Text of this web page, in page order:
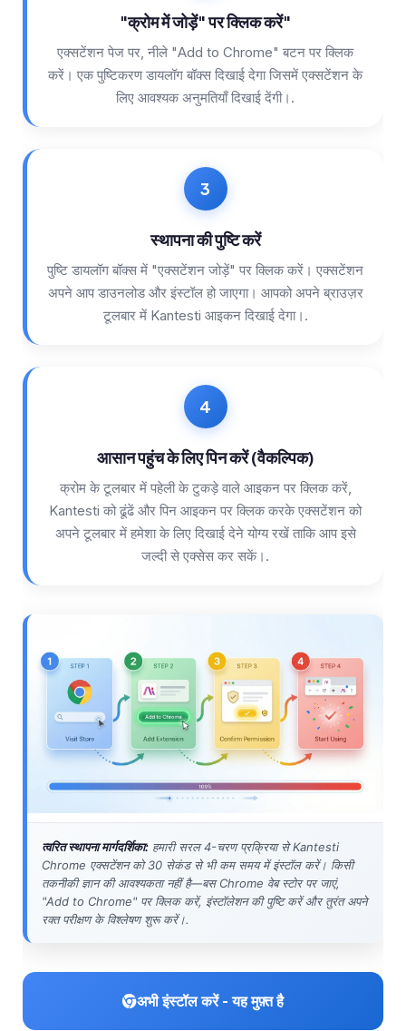
"क्रोम में जोड़ें" पर क्लिक करें"
एक्सटेंशन पेज पर, नीले "Add to Chrome" बटन पर क्लिक
करें। एक पुष्टिकरण डायलॉग बॉक्स दिखाई देगा जिसमें एक्सटेंशन के
लिए आवश्यक अनुमतियाँ दिखाई देंगी।.
स्थापना की पुष्टि करें
पुष्टि डायलॉग बॉक्स में "एक्सटेंशन जोड़ें" पर क्लिक करें। एक्सटेंशन
अपने आप डाउनलोड और इंस्टॉल हो जाएगा। आपको अपने ब्राउज़र
टूलबार में Kantesti आइकन दिखाई देगा।.
आसान पहुंच के लिए पिन करें (वैकल्पिक)
क्रोम के टूलबार में पहेली के टुकड़े वाले आइकन पर क्लिक करें,
Kantesti को ढूंढें और पिन आइकन पर क्लिक करके एक्सटेंशन को
अपने टूलबार में हमेशा के लिए दिखाई देने योग्य रखें ताकि आप इसे
जल्दी से एक्सेस कर सकें।.
त्वरित स्थापना मार्गदर्शिका: हमारी सरल 4-चरण प्रक्रिया से Kantesti
Chrome एक्सटेंशन को 30 सेकंड से भी कम समय में इंस्टॉल करें। किसी
तकनीकी ज्ञान की आवश्यकता नहीं है—बस Chrome वेब स्टोर पर जाएं,
"Add to Chrome" पर क्लिक करें, इंस्टॉलेशन की पुष्टि करें और तुरंत अपने
रक्त परीक्षण के विश्लेषण शुरू करें।.
अभी इंस्टॉल करें - यह मुफ़्त है
Cebuano
Татар теле
Беларуская мова
Esperanto
Ślōnskŏ gŏdka